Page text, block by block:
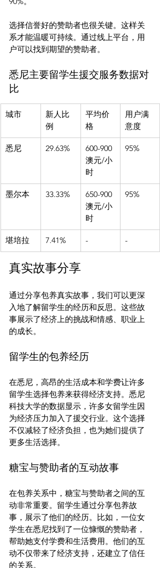
选择信誉好的赞助者也很关键。这样关
系才能温暖可持续。通过线上平台，用
悉尼主要留学生援交服务数据对
比
城市
新人比
例
平均价
格
用户满
意度
悉尼 29.63%
600-900
澳元/小
时
95%
墨尔本 33.33%
650-900
澳元/小
时
95%
堪培拉 7.41% - -
真实故事分享
通过分享包养真实故事，我们可以更深
入地了解留学生的经历和反思。这些故
事展示了经济上的挑战和情感、职业上
留学生的包养经历
在悉尼，高昂的生活成本和学费让许多
留学生选择包养来获得经济支持。悉尼
科技大学的数据显示，许多女留学生因
为经济压力加入了援交行业。这个选择
不仅减轻了经济负担，也为她们提供了
糖宝与赞助者的互动故事
在包养关系中，糖宝与赞助者之间的互
动非常重要。留学生通过分享包养故
事，展示了他们的经历。比如，一位女
学生在悉尼找到了一位慷慨的赞助者，
帮助她支付学费和生活费用。他们的互
动不仅带来了经济支持，还建立了信任